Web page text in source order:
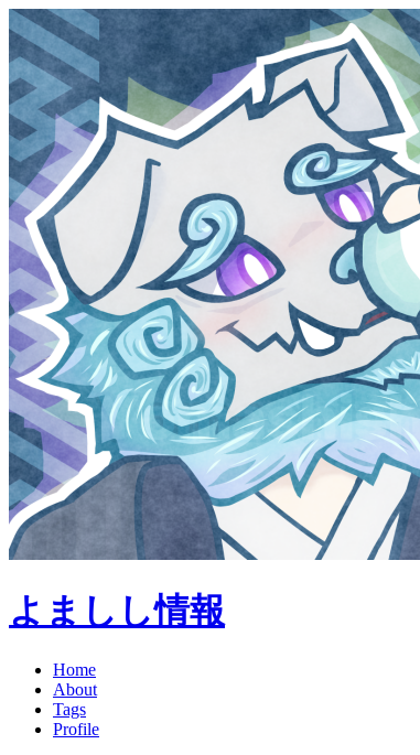
よましし情報
Home
About
Tags
Profile